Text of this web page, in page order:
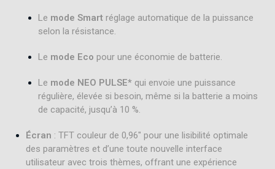
Le mode Smart réglage automatique de la puissance
selon la résistance.
Le mode Eco pour une économie de batterie.
Le mode NEO PULSE* qui envoie une puissance
régulière, élevée si besoin, même si la batterie a moins
de capacité, jusqu’à 10 %.
Écran : TFT couleur de 0,96″ pour une lisibilité optimale
des paramètres et d’une toute nouvelle interface
utilisateur avec trois thèmes, offrant une expérience